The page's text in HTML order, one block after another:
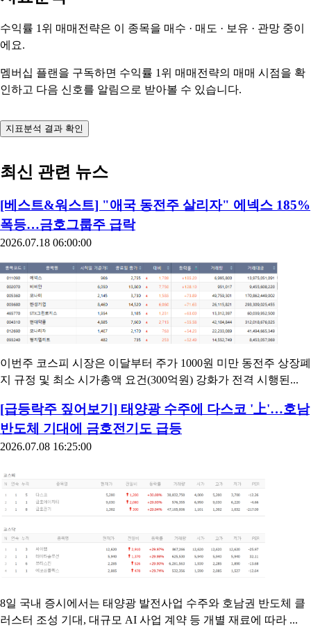
수익률 1위 매매전략은 이 종목을 매수 · 매도 · 보유 · 관망 중이
에요.
멤버십 플랜을 구독하면 수익률 1위 매매전략의 매매 시점을 확
인하고 다음 신호를 알림으로 받아볼 수 있습니다.
지표분석 결과 확인
최신 관련 뉴스
[베스트&워스트] "애국 동전주 살리자" 에넥스 185%
폭등…금호그룹주 급락
2026.07.18 06:00:00
이번주 코스피 시장은 이달부터 주가 1000원 미만 동전주 상장폐
지 규정 및 최소 시가총액 요건(300억원) 강화가 전격 시행된...
[급등락주 짚어보기] 태양광 수주에 다스코 '上'…호남
반도체 기대에 금호전기도 급등
2026.07.08 16:25:00
8일 국내 증시에서는 태양광 발전사업 수주와 호남권 반도체 클
러스터 조성 기대, 대규모 AI 사업 계약 등 개별 재료에 따라 ...